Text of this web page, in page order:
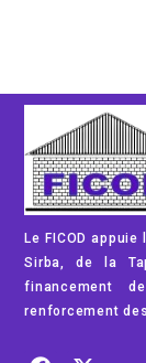
Le FICOD
Sirba, de la
financement
renforcement